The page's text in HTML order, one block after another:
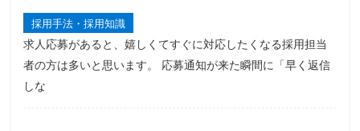
採用手法・採用知識
求人応募があると、嬉しくてすぐに対応したくなる採用担当
者の方は多いと思います。 応募通知が来た瞬間に「早く返信
しな